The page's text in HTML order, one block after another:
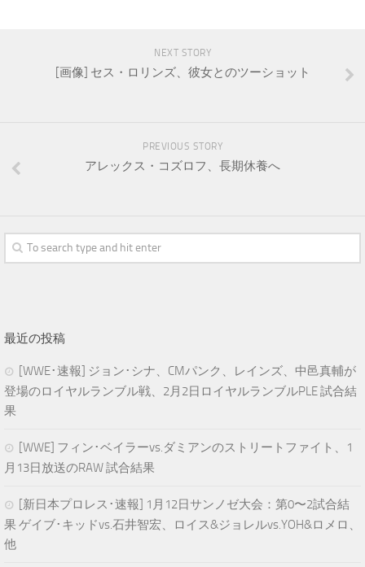
NEXT STORY
[画像] セス・ロリンズ、彼女とのツーショット
PREVIOUS STORY
アレックス・コズロフ、長期休養へ
最近の投稿
[WWE･速報] ジョン･シナ、CMパンク、レインズ、中邑真輔が
登場のロイヤルランブル戦、2月2日ロイヤルランブルPLE 試合結
果
[WWE] フィン･ベイラーvs.ダミアンのストリートファイト、1
月13日放送のRAW 試合結果
[新日本プロレス･速報] 1月12日サンノゼ大会：第0〜2試合結
果 ゲイブ･キッドvs.石井智宏、ロイス&ジョレルvs.YOH&ロメロ、
他